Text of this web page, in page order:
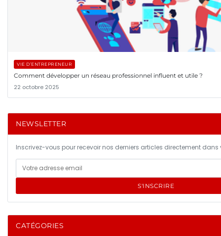
VIE D’ENTREPRENEUR
Comment développer un réseau professionnel influent et utile ?
22 octobre 2025
NEWSLETTER
Inscrivez-vous pour recevoir nos derniers articles directement dans
S'INSCRIRE
CATÉGORIES